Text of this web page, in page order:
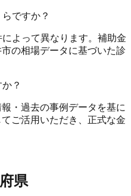
ですか？
よって異なります。補助金
の相場データに基づいた診
？
・過去の事例データを基に
ご活用いただき、正式な金
県